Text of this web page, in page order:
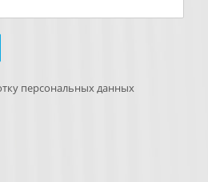
персональных данных